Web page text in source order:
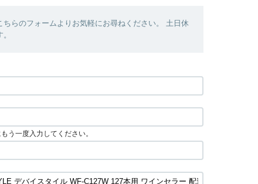
らのフォームよりお気軽にお尋ねください。 土日休
う一度入力してください。